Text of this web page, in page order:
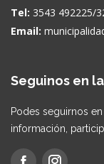
Tel: 3543 492225/
Email:
Seguinos en
Podes seguirnos
información,